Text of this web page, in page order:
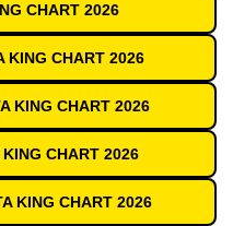
CHART 2026
KING CHART 2026
KING CHART 2026
CHART 2026
KING CHART 2026